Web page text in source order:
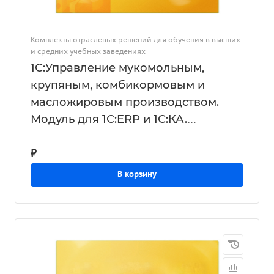
Комплекты отраслевых решений для обучения в высших
и средних учебных заведениях
1С:Управление мукомольным,
крупяным, комбикормовым и
масложировым производством.
Модуль для 1С:ERP и 1С:КА.
обучения в высших и средних УЗ на
20 рабочих мест
₽
В корзину